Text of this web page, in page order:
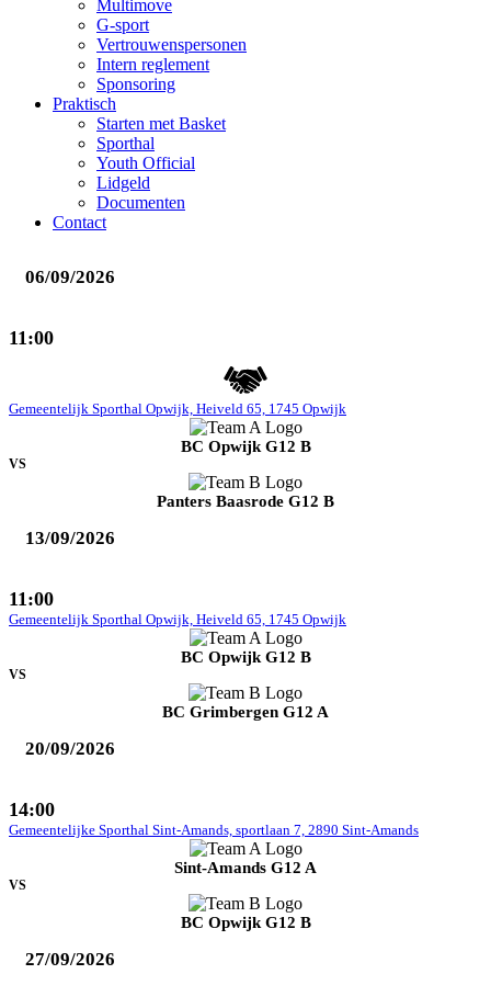
Multimove
G-sport
Vertrouwenspersonen
Intern reglement
Sponsoring
Praktisch
Starten met Basket
Sporthal
Youth Official
Lidgeld
Documenten
Contact
06/09/2026
11:00
Gemeentelijk Sporthal Opwijk, Heiveld 65, 1745 Opwijk
BC Opwijk G12 B
VS
Panters Baasrode G12 B
13/09/2026
11:00
Gemeentelijk Sporthal Opwijk, Heiveld 65, 1745 Opwijk
BC Opwijk G12 B
VS
BC Grimbergen G12 A
20/09/2026
14:00
Gemeentelijke Sporthal Sint-Amands, sportlaan 7, 2890 Sint-Amands
Sint-Amands G12 A
VS
BC Opwijk G12 B
27/09/2026